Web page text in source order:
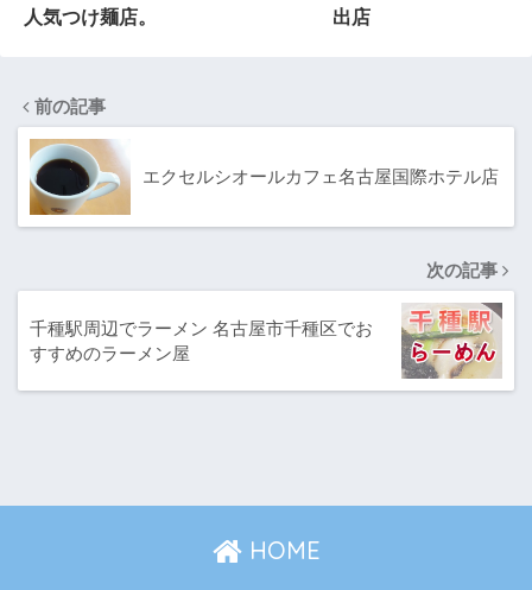
人気つけ麺店。
出店
前の記事
エクセルシオールカフェ名古屋国際ホテル店
次の記事
千種駅周辺でラーメン 名古屋市千種区でお
すすめのラーメン屋
HOME